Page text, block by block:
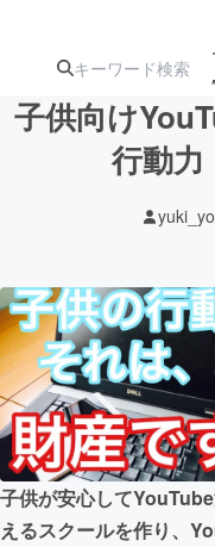
ターン
ジェ
アート・写
テクノロジ
映像・映画
ビジネス・
子供向け
行動力
子供が安心して
えるスクールを作り、